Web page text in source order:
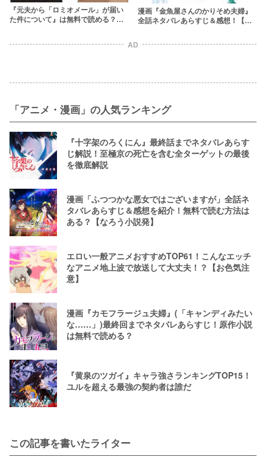
『元夫から「ロミオメール」が届い
た件について』は無料で読める？ネ
漫画『金魚屋さんのかりそめ夫婦』
全話ネタバレあらすじ＆感想！【契
AD
「アニメ・漫画」の人気ランキング
『十字架のろくにん』最終話までネタバレあらす
じ解説！至極京の死亡を含む全ターゲットの最後
を徹底解説
漫画「ふつつかな悪女ではございますが」全話ネ
タバレあらすじ＆感想を紹介！無料で読む方法は
ある？【なろう小説発】
エロい一般アニメおすすめTOP61！こんなエッチ
なアニメ地上波で放送して大丈夫！？【お色気注
意】
漫画『カモフラージュ夫婦』(「キャンディみたい
な……」)最終回までネタバレあらすじ！原作小説
は無料で読める？
『黄泉のツガイ』キャラ強さランキングTOP15！
ユルを超える最強の契約者は誰だ
この記事を書いたライター